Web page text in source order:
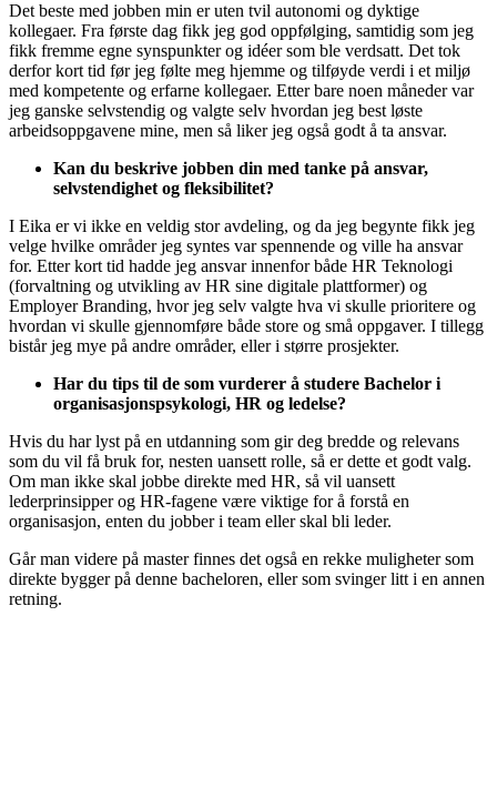
Det beste med jobben min er uten tvil autonomi og dyktige
kollegaer. Fra første dag fikk jeg god oppfølging, samtidig som jeg
fikk fremme egne synspunkter og idéer som ble verdsatt. Det tok
derfor kort tid før jeg følte meg hjemme og tilføyde verdi i et miljø
med kompetente og erfarne kollegaer. Etter bare noen måneder var
jeg ganske selvstendig og valgte selv hvordan jeg best løste
arbeidsoppgavene mine, men så liker jeg også godt å ta ansvar.
Kan du beskrive jobben din med tanke på ansvar,
selvstendighet og fleksibilitet?
I Eika er vi ikke en veldig stor avdeling, og da jeg begynte fikk jeg
velge hvilke områder jeg syntes var spennende og ville ha ansvar
for. Etter kort tid hadde jeg ansvar innenfor både HR Teknologi
(forvaltning og utvikling av HR sine digitale plattformer) og
Employer Branding, hvor jeg selv valgte hva vi skulle prioritere og
hvordan vi skulle gjennomføre både store og små oppgaver. I tillegg
bistår jeg mye på andre områder, eller i større prosjekter.
Har du tips til de som vurderer å studere Bachelor i
organisasjonspsykologi, HR og ledelse?
Hvis du har lyst på en utdanning som gir deg bredde og relevans
som du vil få bruk for, nesten uansett rolle, så er dette et godt valg.
Om man ikke skal jobbe direkte med HR, så vil uansett
lederprinsipper og HR-fagene være viktige for å forstå en
organisasjon, enten du jobber i team eller skal bli leder.
Går man videre på master finnes det også en rekke muligheter som
direkte bygger på denne bacheloren, eller som svinger litt i en annen
retning.